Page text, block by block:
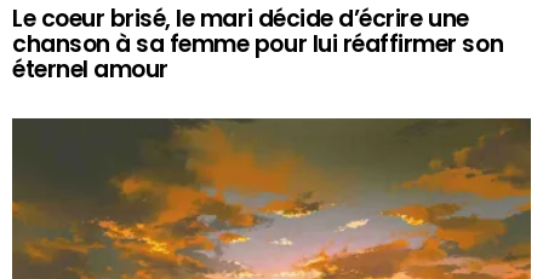
Le coeur brisé, le mari décide d’écrire une
chanson à sa femme pour lui réaffirmer son
éternel amour